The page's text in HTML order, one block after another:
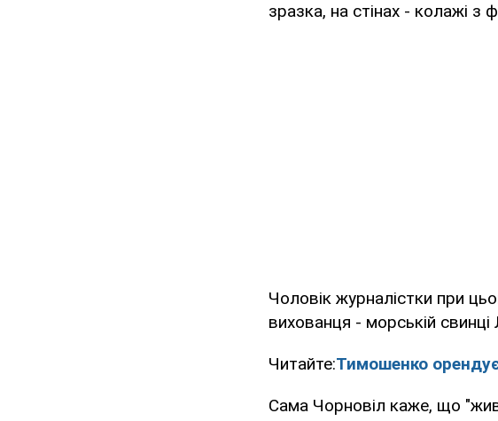
зразка, на стінах - колажі з
Чоловік журналістки при
вихованця - морській свинці
Читайте:Тимошенко
Сама Чорновіл каже, що